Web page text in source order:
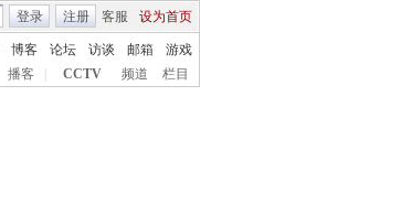
客服 设为首页
登录 注册
博客 论坛 访谈 邮箱
游戏
播客 CCTV 频道 栏目